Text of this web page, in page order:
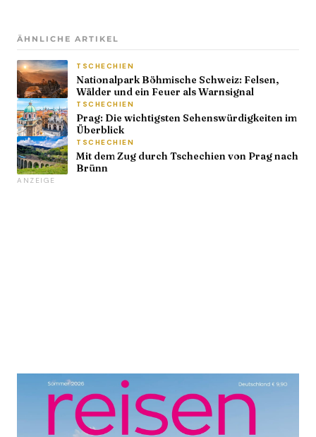
ÄHNLICHE ARTIKEL
TSCHECHIEN
Nationalpark Böhmische Schweiz: Felsen,
Wälder und ein Feuer als Warnsignal
TSCHECHIEN
Prag: Die wichtigsten Sehenswürdigkeiten im
Überblick
TSCHECHIEN
Mit dem Zug durch Tschechien von Prag nach
Brünn
ANZEIGE